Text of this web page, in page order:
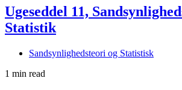
Ugeseddel 11,
Statistik
Sandsynlighedsteori og Statistisk
1 min read